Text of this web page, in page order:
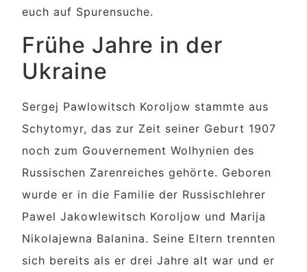
euch auf Spurensuche.
Frühe Jahre in der
Ukraine
Sergej Pawlowitsch Koroljow stammte aus
Schytomyr, das zur Zeit seiner Geburt 1907
noch zum Gouvernement Wolhynien des
Russischen Zarenreiches gehörte. Geboren
wurde er in die Familie der Russischlehrer
Pawel Jakowlewitsch Koroljow und Marija
Nikolajewna Balanina. Seine Eltern trennten
sich bereits als er drei Jahre alt war und er